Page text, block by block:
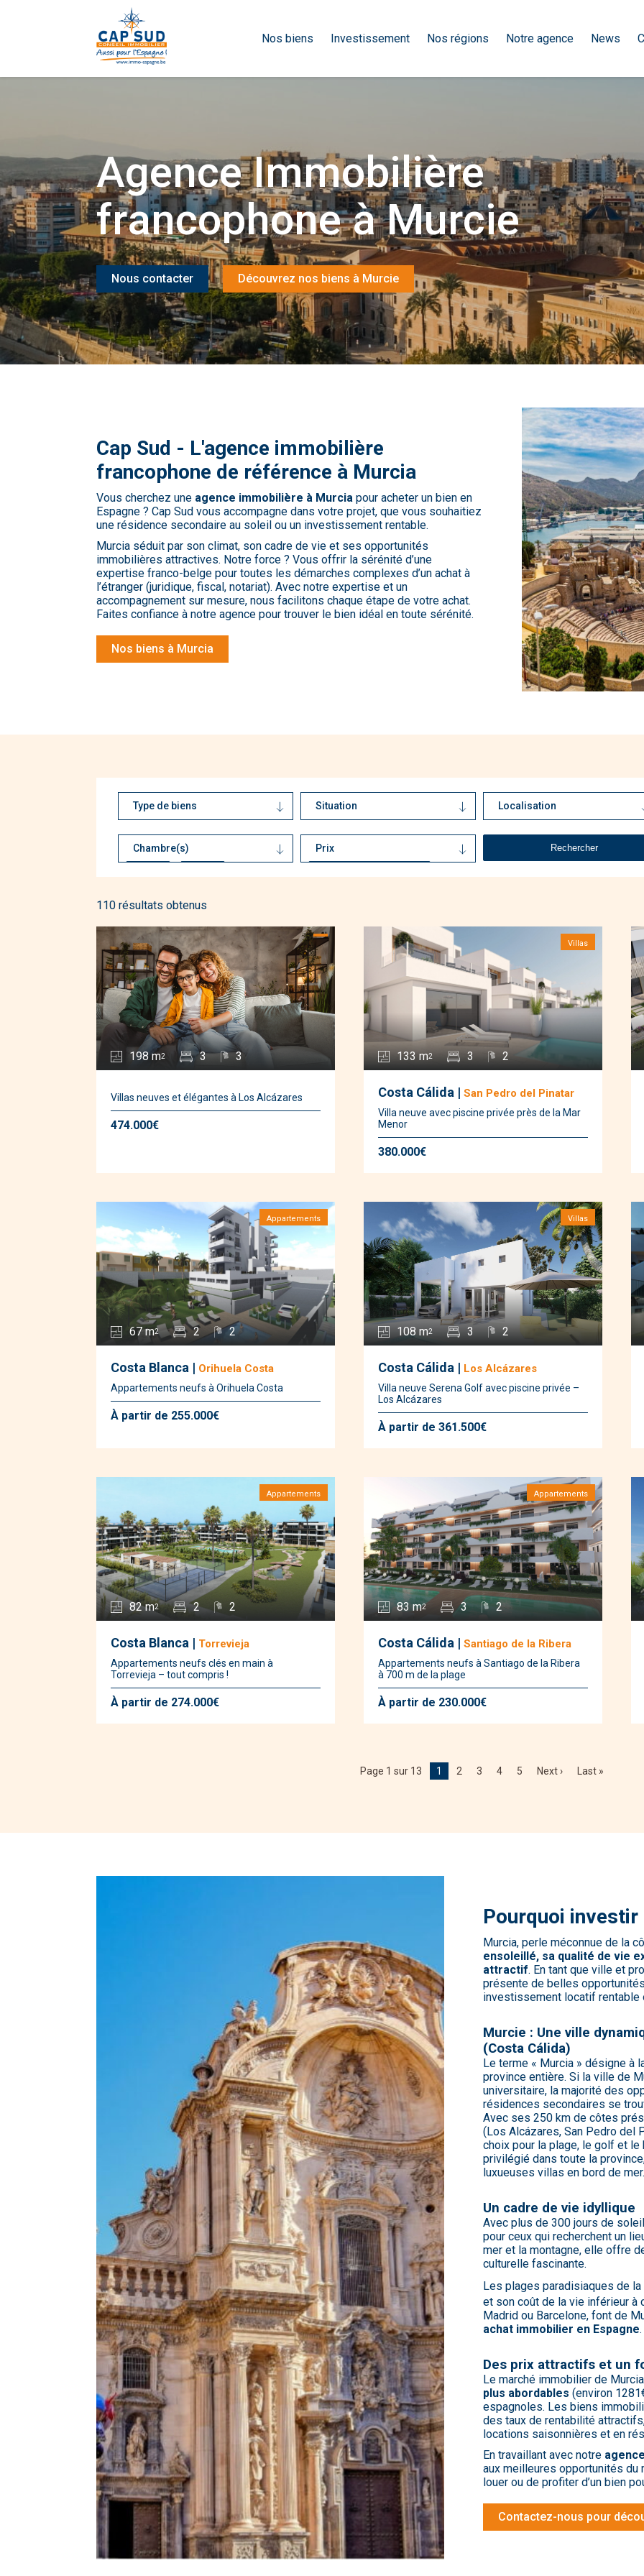
Nos biens Investissement Nos régions Notre agence News
Agence Immobilière
francophone à Murcie
Nous contacter Découvrez nos biens à Murcie
Cap Sud - L'agence immobilière
francophone de référence à Murcia
Vous cherchez une agence immobilière à Murcia pour acheter un bien en
Espagne ? Cap Sud vous accompagne dans votre projet, que vous souhaitiez
une résidence secondaire au soleil ou un investissement rentable.
Murcia séduit par son climat, son cadre de vie et ses opportunités
immobilières attractives. Notre force ? Vous offrir la sérénité d’une
expertise franco-belge pour toutes les démarches complexes d’un achat à
l’étranger (juridique, fiscal, notariat). Avec notre expertise et un
accompagnement sur mesure, nous facilitons chaque étape de votre achat.
Faites confiance à notre agence pour trouver le bien idéal en toute sérénité.
Nos biens à Murcia
Type de biens
Bungalows
Penthouses
Villas
Situation
d'intérêts
Localisation
Costa Cálida
(40)
Chambre(s) Prix
110 résultats obtenus
198 m2 3 3
Villas neuves et élégantes à Los Alcázares
474.000€
133 m2 3 2
Villas
Costa Cálida |San Pedro del Pinatar
Villa neuve avec piscine privée près de la Mar
Menor
380.000€
67 m2 2 2
Appartements
Costa Blanca | Orihuela Costa
Appartements neufs à Orihuela Costa
À partir de 255.000€
108 m2 3 2
Villas
Costa Cálida | Los Alcázares
Villa neuve Serena Golf avec piscine privée –
Los Alcázares
À partir de 361.500€
82 m2 2 2
Appartements
Costa Blanca | Torrevieja
Appartements neufs clés en main à
Torrevieja – tout compris !
À partir de 274.000€
83 m2 3 2
Appartements
Costa Cálida |Santiago de la Ribera
Appartements neufs à Santiago de la Ribera
à 700 m de la plage
À partir de 230.000€
Page 1 sur 13 1 2 3 4 5 Next › Last »
Pourquoi investir
Murcia, perle méconnue de la
ensoleillé, sa qualité de vie
attractif. En tant que ville et
présente de belles
investissement locatif rentable
Murcie : Une ville
(Costa Cálida)
Le terme « Murcia » désigne à
province entière. Si la ville de
universitaire, la majorité des
résidences secondaires se
Avec ses 250 km de côtes
(Los Alcázares, San Pedro del
choix pour la plage, le golf et
privilégié dans toute la
luxueuses villas en bord de mer.
Un cadre de vie idyllique
Avec plus de 300 jours de
pour ceux qui recherchent un
mer et la montagne, elle offre
culturelle fascinante.
Les plages paradisiaques de la
et son coût de la vie inférieur
Madrid ou Barcelone, font de
achat immobilier en Espagne.
Des prix attractifs et un
Le marché immobilier de
plus abordables (environ
espagnoles. Les biens
des taux de rentabilité
locations saisonnières et en
En travaillant avec notre
aux meilleures opportunités du
louer ou de profiter d’un bien
Contactez-nous pour